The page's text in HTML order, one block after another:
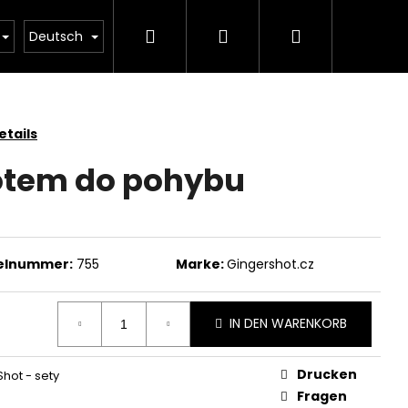
Shot Collagen Wild Energy
Deutsch SuchenLogin Warenkorb
do pohybu
755 Marke:Gingershot.cz
IN DEN WARENKORB
- sety
Drucken
Fragen